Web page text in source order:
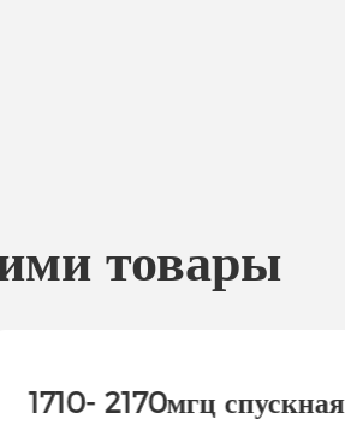
товары
1710- 2170мгц спускная